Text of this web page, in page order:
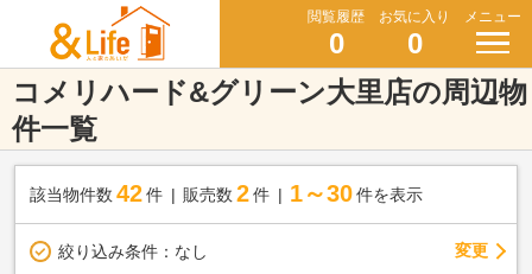
閲覧履歴
0
お気に入り
0
メニュー
コメリハード&グリーン大里店の周辺物
件一覧
該当物件数 42件 販売数 2 件 1～30 件を表示
絞り込み条件： なし 変更